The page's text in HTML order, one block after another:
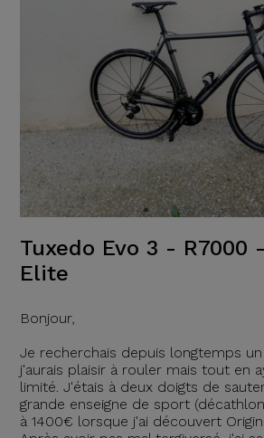
Tuxedo Evo 3 - R7000
Elite
Bonjour,
Je recherchais depuis longtemps
j'aurais plaisir à rouler mais tout en
limité. J'étais à deux doigts de
grande enseigne de sport
à 1400€ lorsque j'ai découvert